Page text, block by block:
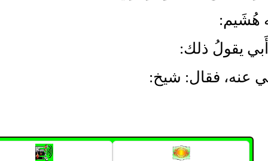
هُشَيم:
يقولُ ذلك:
عنه، فقال: شيخ: